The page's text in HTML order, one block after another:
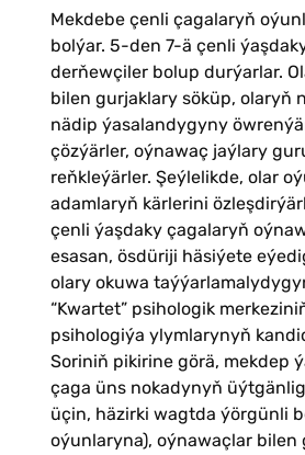
Mekdebe çenli çagalaryň
bolýar. 5-den 7-ä çenli
derňewçiler bolup durýarlar.
bilen gurjaklary söküp, olaryň
nädip ýasalandygyny
çözýärler, oýnawaç jaýlary
reňkleýärler. Şeýlelikde, olar
adamlaryň kärlerini
çenli ýaşdaky çagalaryň
esasan, ösdüriji häsiýete
olary okuwa
“Kwartet” psihologik
psihologiýa ylymlarynyň
Soriniň pikirine görä, mekdep
çaga üns nokadynyň
üçin, häzirki wagtda ýörgünli
oýunlaryna), oýnawaçlar bilen